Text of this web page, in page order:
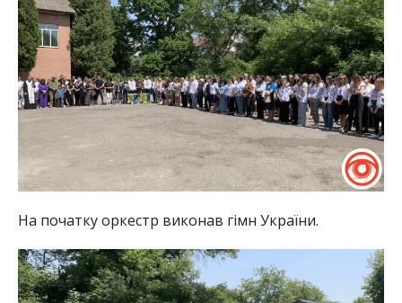
На початку оркестр виконав гімн України.